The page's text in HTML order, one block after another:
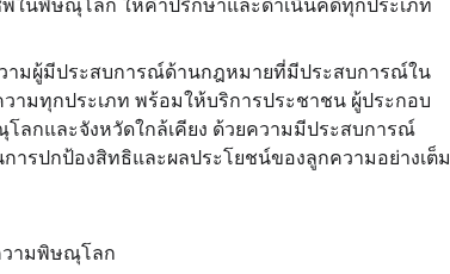
ในพิษณุโลก ให้คำปรึกษาและดำเนินคดีทุกประเภท
ามผู้มีประสบการณ์ด้านกฎหมายที่มีประสบการณ์ใน
ามทุกประเภท พร้อมให้บริการประชาชน ผู้ประกอบ
ลกและจังหวัดใกล้เคียง ด้วยความมีประสบการณ์
ารปกป้องสิทธิและผลประโยชน์ของลูกความอย่างเต็ม
ามพิษณุโลก